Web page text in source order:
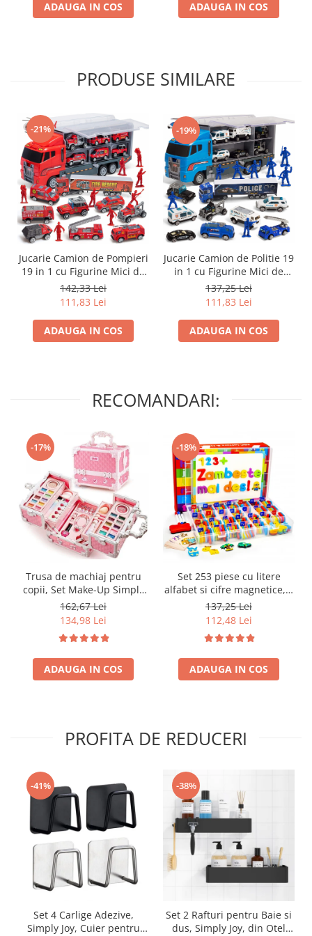
baieti 3-9 ani, Rosu
ADAUGA IN COS
Albastru
ADAUGA IN COS
PRODUSE SIMILARE
-21%
Jucarie Camion de Pompieri
19 in 1 cu Figurine Mici de
Pompieri, Simply Joy,
masinute tip ambulanta,
jeep, masina cu scara,
cisterna, elicopter, pentru
baieti 3-9 ani, Rosu
142,33 Lei
111,83 Lei
ADAUGA IN COS
-19%
Jucarie Camion de Politie 19
in 1 cu Figurine Mici de
Politie, Simply Joy, masinute
tip ambulanta, jeep, suv,
masina cu scara, elicopter,
pentru baieti 3-9 ani,
Albastru
137,25 Lei
111,83 Lei
ADAUGA IN COS
RECOMANDARI:
-17%
Trusa de machiaj pentru
copii, Set Make-Up Simply
Joy, cu 47 de elemente
pentru make-up, rujuri,
farduri, oja, Design inedit,
geanta cu maner pentru
transport, pentru fetite de
3,4,5,6,7,8,9 ani
162,67 Lei
134,98 Lei
ADAUGA IN COS
-18%
Set 253 piese cu litere
alfabet si cifre magnetice, 1
tabla magnetica cu doua
fete si cutie de depozitare,
jucarii educative pentru
copii de 3,4,5,6,7 ani
137,25 Lei
112,48 Lei
ADAUGA IN COS
PROFITA DE REDUCERI
-41%
Set 4 Carlige Adezive,
Simply Joy, Cuier pentru
-38%
Set 2 Rafturi pentru Baie si
dus, Simply Joy, din Otel